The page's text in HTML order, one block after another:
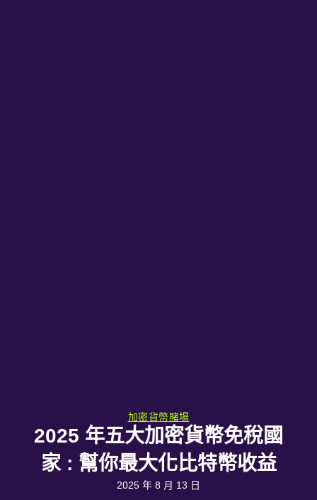
加密貨幣賭場
2025 年五大加密貨幣免稅國
家 : 幫你最大化比特幣收益
2025 年 8 月 13 日